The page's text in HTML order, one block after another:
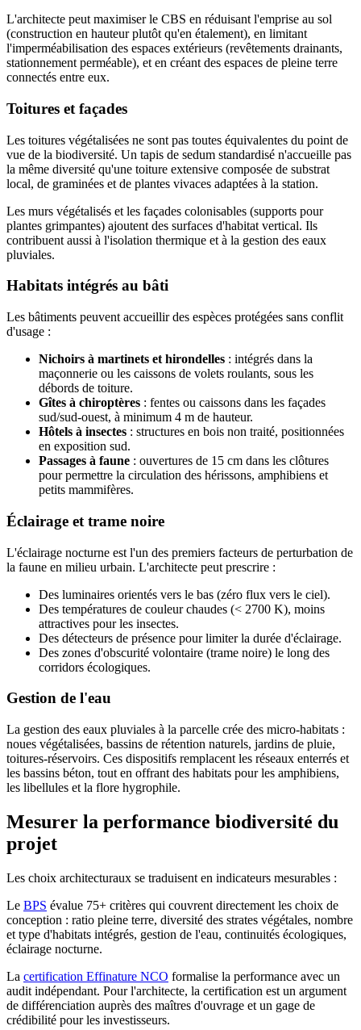
L'architecte peut maximiser le CBS en réduisant l'emprise au sol
(construction en hauteur plutôt qu'en étalement), en limitant
l'imperméabilisation des espaces extérieurs (revêtements drainants,
stationnement perméable), et en créant des espaces de pleine terre
connectés entre eux.
Toitures et façades
Les toitures végétalisées ne sont pas toutes équivalentes du point de
vue de la biodiversité. Un tapis de sedum standardisé n'accueille pas
la même diversité qu'une toiture extensive composée de substrat
local, de graminées et de plantes vivaces adaptées à la station.
Les murs végétalisés et les façades colonisables (supports pour
plantes grimpantes) ajoutent des surfaces d'habitat vertical. Ils
contribuent aussi à l'isolation thermique et à la gestion des eaux
pluviales.
Habitats intégrés au bâti
Les bâtiments peuvent accueillir des espèces protégées sans conflit
d'usage :
Nichoirs à martinets et hirondelles : intégrés dans la
maçonnerie ou les caissons de volets roulants, sous les
débords de toiture.
Gîtes à chiroptères : fentes ou caissons dans les façades
sud/sud-ouest, à minimum 4 m de hauteur.
Hôtels à insectes : structures en bois non traité, positionnées
en exposition sud.
Passages à faune : ouvertures de 15 cm dans les clôtures
pour permettre la circulation des hérissons, amphibiens et
petits mammifères.
Éclairage et trame noire
L'éclairage nocturne est l'un des premiers facteurs de perturbation de
la faune en milieu urbain. L'architecte peut prescrire :
Des luminaires orientés vers le bas (zéro flux vers le ciel).
Des températures de couleur chaudes (< 2700 K), moins
attractives pour les insectes.
Des détecteurs de présence pour limiter la durée d'éclairage.
Des zones d'obscurité volontaire (trame noire) le long des
corridors écologiques.
Gestion de l'eau
La gestion des eaux pluviales à la parcelle crée des micro-habitats :
noues végétalisées, bassins de rétention naturels, jardins de pluie,
toitures-réservoirs. Ces dispositifs remplacent les réseaux enterrés et
les bassins béton, tout en offrant des habitats pour les amphibiens,
les libellules et la flore hygrophile.
Mesurer la performance biodiversité du
projet
Les choix architecturaux se traduisent en indicateurs mesurables :
Le BPS évalue 75+ critères qui couvrent directement les choix de
conception : ratio pleine terre, diversité des strates végétales, nombre
et type d'habitats intégrés, gestion de l'eau, continuités écologiques,
éclairage nocturne.
La certification Effinature NCO formalise la performance avec un
audit indépendant. Pour l'architecte, la certification est un argument
de différenciation auprès des maîtres d'ouvrage et un gage de
crédibilité pour les investisseurs.